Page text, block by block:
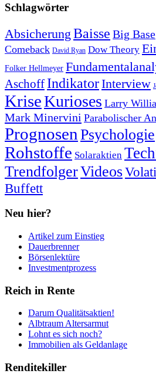
Schlagwörter
Absicherung Baisse Big Base
Comeback David Ryan Dow Theory
Folker Hellmeyer
Aschoff IndikatorInterview
KriseKurioses Larry
Mark Minervini Parabolischer
Prognosen Psychologie
Rohstoffe Solaraktien
TrendfolgerVideos
Buffett
Neu hier?
Artikel zum Einstieg
Dauerbrenner
Börsenlektüre
Investmentprozess
Reich in Rente
Darum Qualitätsaktien!
Albtraum Altersarmut
Lohnt es sich noch?
Immobilien als Geldanlage
Renditekiller